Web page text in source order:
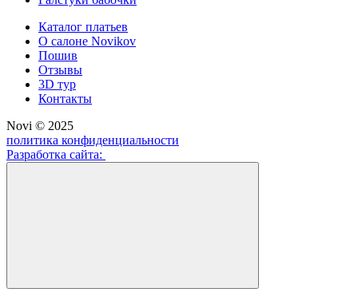
Каталог платьев
О салоне Novikov
Пошив
Отзывы
3D тур
Контакты
Novi © 2025
политика конфиденциальности
Разработка сайта: